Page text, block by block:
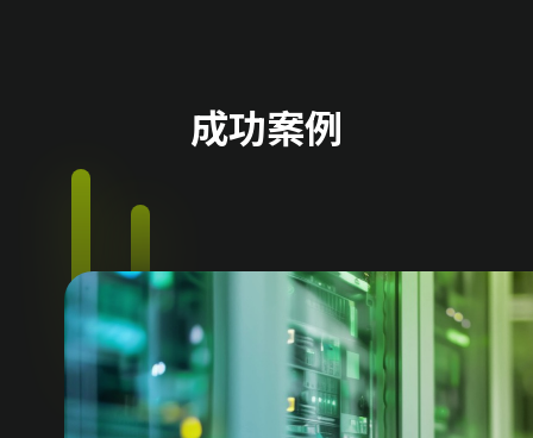
驅動的
未來藍
成功案例